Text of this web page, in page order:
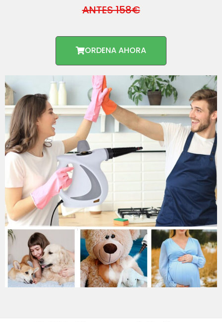
ANTES 158€
ORDENA AHORA